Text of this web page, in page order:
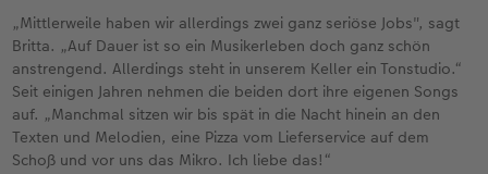
„Mittlerweile haben wir allerdings zwei ganz seriöse Jobs", sagt
Britta. „Auf Dauer ist so ein Musikerleben doch ganz schön
anstrengend. Allerdings steht in unserem Keller ein Tonstudio.“
Seit einigen Jahren nehmen die beiden dort ihre eigenen Songs
auf. „Manchmal sitzen wir bis spät in die Nacht hinein an den
Texten und Melodien, eine Pizza vom Lieferservice auf dem
Schoß und vor uns das Mikro. Ich liebe das!“